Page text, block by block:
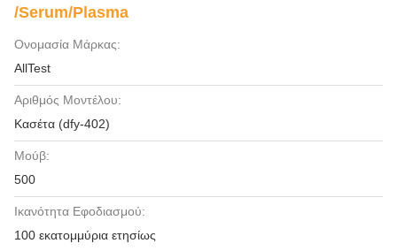
/Serum/Plasma
Ονομασία Μάρκας:
AllTest
Αριθμός Μοντέλου:
Κασέτα (dfy-402)
Μούβ:
500
Ικανότητα Εφοδιασμού:
100 εκατομμύρια ετησίως